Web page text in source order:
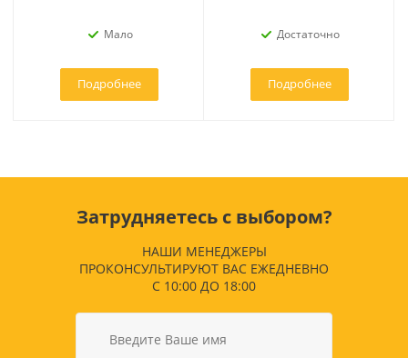
Мало
Подробнее
Достаточно
Подробнее
Затрудняетесь с выбором?
НАШИ МЕНЕДЖЕРЫ
ПРОКОНСУЛЬТИРУЮТ ВАС ЕЖЕДНЕВНО
С 10:00 ДО 18:00